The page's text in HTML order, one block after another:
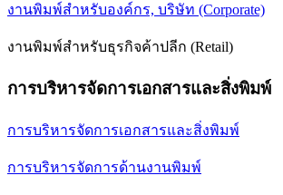
งานพิมพ์สำหรับองค์กร, บริษัท (Corporate)
งานพิมพ์สำหรับธุรกิจค้าปลีก (Retail)
การบริหารจัดการเอกสารและสิ่งพิมพ์
การบริหารจัดการเอกสารและสิ่งพิมพ์
การบริหารจัดการด้านงานพิมพ์